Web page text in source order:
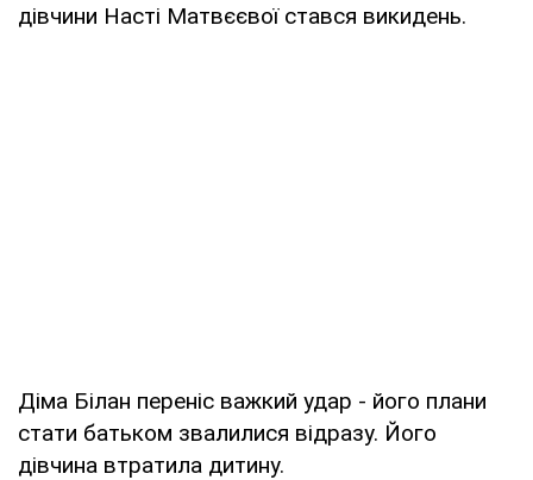
дівчини Насті Матвєєвої стався викидень.
Діма Білан переніс важкий удар - його плани
стати батьком звалилися відразу. Його
дівчина втратила дитину.